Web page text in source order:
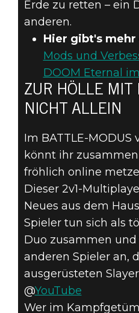
Erde zu retten – ein
anderen.
Hier gibt's mehr
Mods und
DOOM Eternal
ZUR HÖLLE MIT
NICHT ALLEIN
Im BATTLE-MODUS
könnt ihr
fröhlich online
Dieser 2v1-
Neues aus dem
Spieler tun sich als
Duo zusammen
anderen Spieler an,
ausgerüsteten
@YouTube
Wer im